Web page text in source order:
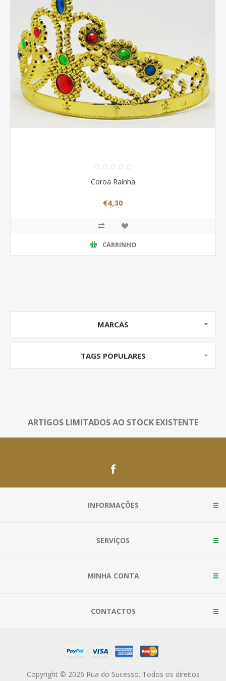
Coroa Rainha
€4,30
CARRINHO
MARCAS
TAGS POPULARES
ARTIGOS LIMITADOS AO STOCK EXISTENTE
INFORMAÇÕES
SERVIÇOS
MINHA CONTA
CONTACTOS
Copyright © 2026 Rua do Sucesso. Todos os direitos